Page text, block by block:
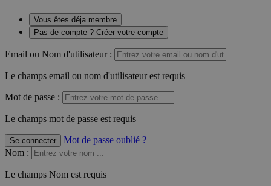
Vous êtes déja membre
Pas de compte ? Créer votre compte
Email ou Nom d'utilisateur :
Le champs email ou nom d'utilisateur est requis
Mot de passe :
Le champs mot de passe est requis
Se connecter
Mot de passe oublié ?
Nom :
Le champs Nom est requis